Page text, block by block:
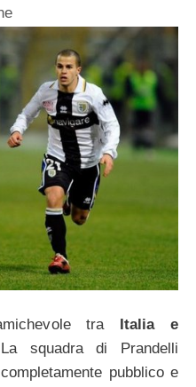
tra Italia e
squadra di Prandelli
pubblico e